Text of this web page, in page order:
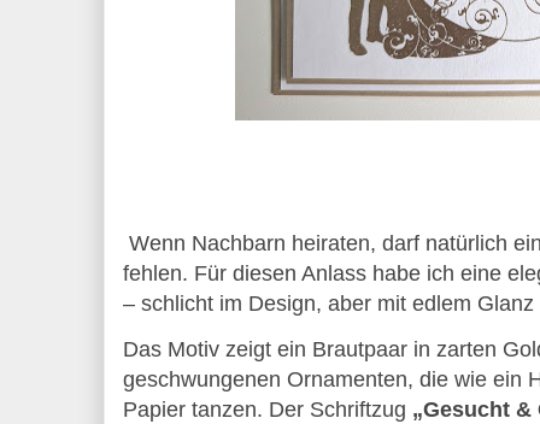
Wenn Nachbarn heiraten, darf natürlich
fehlen. Für diesen Anlass habe ich eine
– schlicht im Design, aber mit edlem
Das Motiv zeigt ein Brautpaar in zarten
geschwungenen Ornamenten, die wie ein
Papier tanzen. Der Schriftzug „Gesucht &